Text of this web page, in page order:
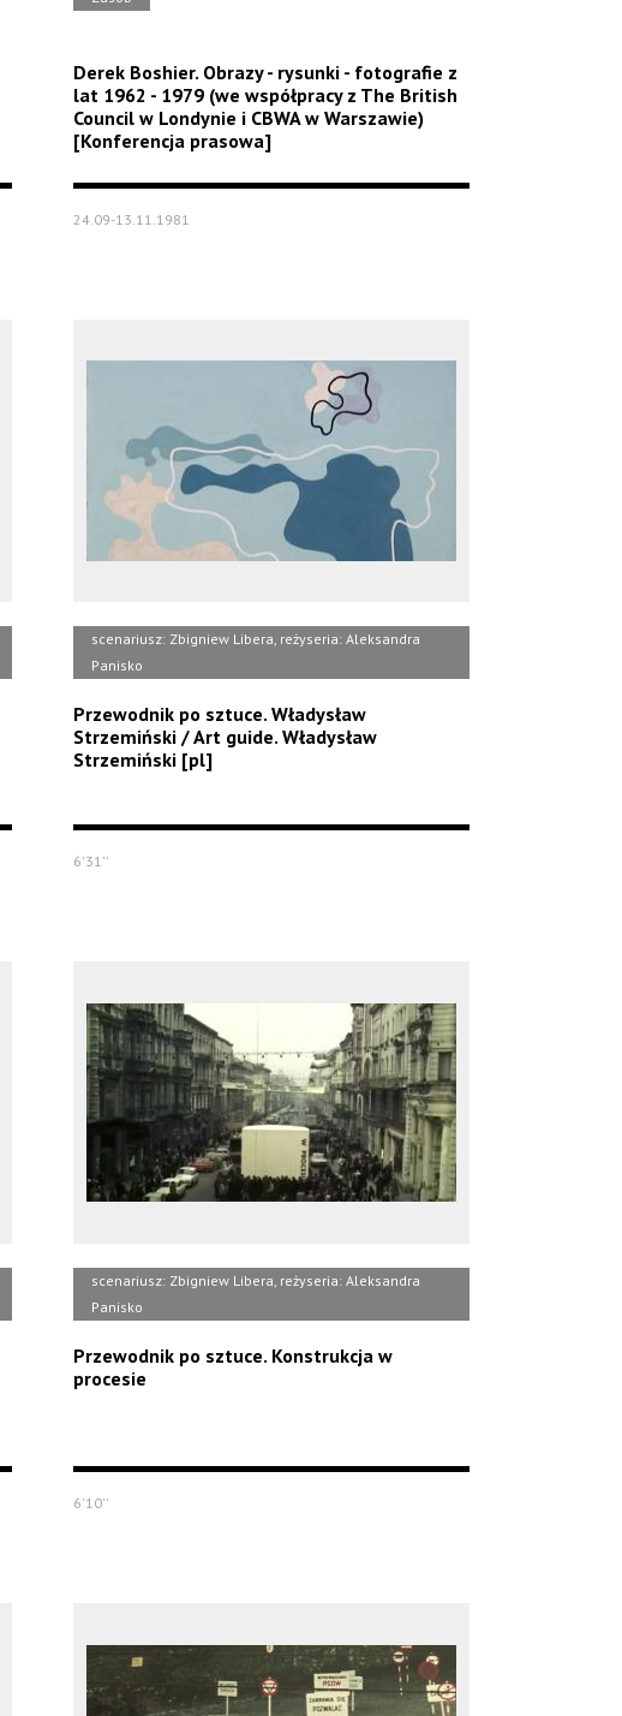
Derek Boshier. Obrazy - rysunki - fotografie z
lat 1962 - 1979 (we współpracy z The British
Council w Londynie i CBWA w Warszawie)
[Konferencja prasowa]
24.09-13.11.1981
scenariusz: Zbigniew Libera, reżyseria: Aleksandra
Panisko
Przewodnik po sztuce. Władysław
Strzemiński / Art guide. Władysław
Strzemiński [pl]
6'31''
scenariusz: Zbigniew Libera, reżyseria: Aleksandra
Panisko
Przewodnik po sztuce. Konstrukcja w
procesie
6'10''